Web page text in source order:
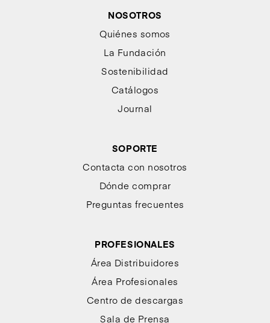
NOSOTROS
Quiénes somos
La Fundación
Sostenibilidad
Catálogos
Journal
SOPORTE
Contacta con nosotros
Dónde comprar
Preguntas frecuentes
PROFESIONALES
Área Distribuidores
Área Profesionales
Centro de descargas
Sala de Prensa